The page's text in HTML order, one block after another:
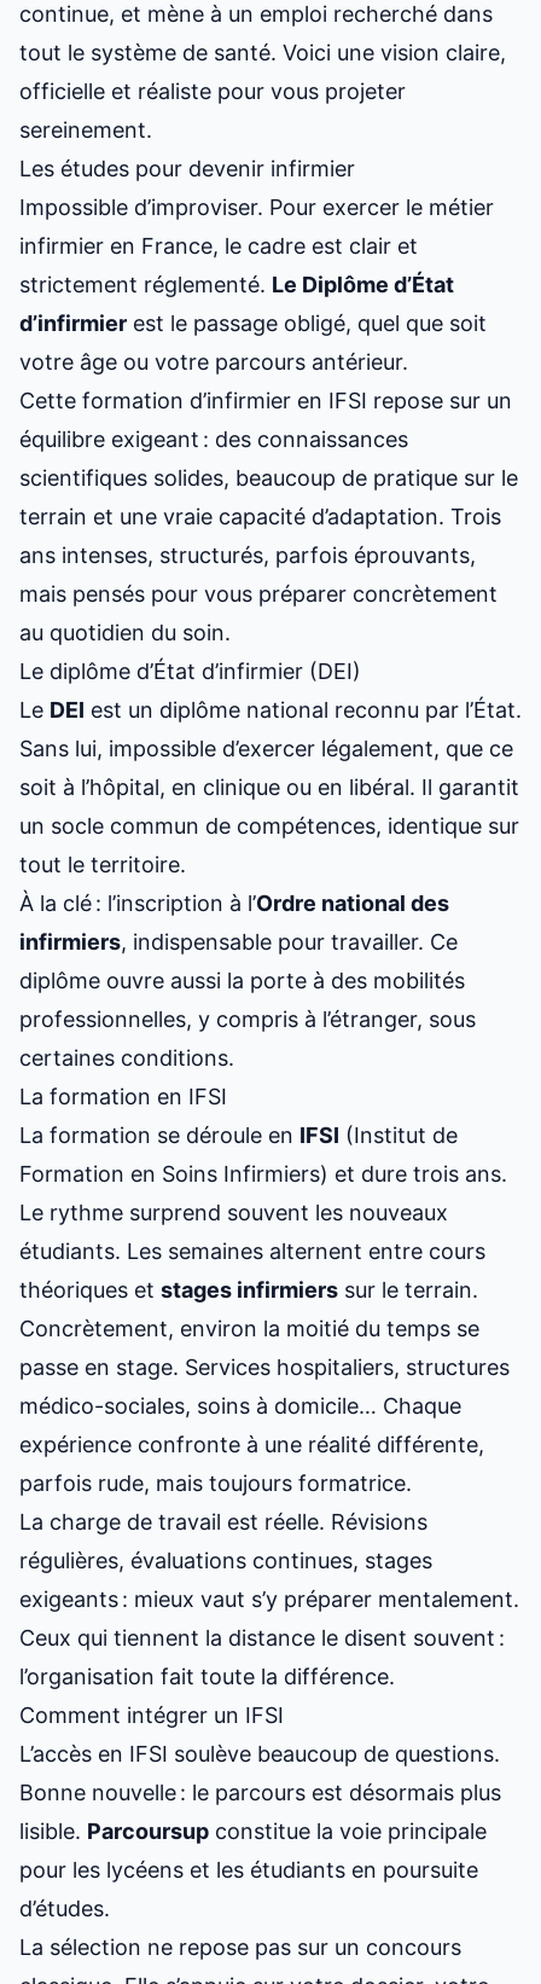
continue, et mène à un emploi recherché dans
tout le système de santé. Voici une vision claire,
officielle et réaliste pour vous projeter
sereinement.
Les études pour devenir infirmier
Impossible d’improviser. Pour exercer le métier
infirmier en France, le cadre est clair et
strictement réglementé. Le Diplôme d’État
d’infirmier est le passage obligé, quel que soit
votre âge ou votre parcours antérieur.
Cette formation d’infirmier en IFSI repose sur un
équilibre exigeant : des connaissances
scientifiques solides, beaucoup de pratique sur le
terrain et une vraie capacité d’adaptation. Trois
ans intenses, structurés, parfois éprouvants,
mais pensés pour vous préparer concrètement
au quotidien du soin.
Le diplôme d’État d’infirmier (DEI)
Le DEI est un diplôme national reconnu par l’État.
Sans lui, impossible d’exercer légalement, que ce
soit à l’hôpital, en clinique ou en libéral. Il garantit
un socle commun de compétences, identique sur
tout le territoire.
À la clé : l’inscription à l’Ordre national des
infirmiers, indispensable pour travailler. Ce
diplôme ouvre aussi la porte à des mobilités
professionnelles, y compris à l’étranger, sous
certaines conditions.
La formation en IFSI
La formation se déroule en IFSI (Institut de
Formation en Soins Infirmiers) et dure trois ans.
Le rythme surprend souvent les nouveaux
étudiants. Les semaines alternent entre cours
théoriques et stages infirmiers sur le terrain.
Concrètement, environ la moitié du temps se
passe en stage. Services hospitaliers, structures
médico-sociales, soins à domicile… Chaque
expérience confronte à une réalité différente,
parfois rude, mais toujours formatrice.
La charge de travail est réelle. Révisions
régulières, évaluations continues, stages
exigeants : mieux vaut s’y préparer mentalement.
Ceux qui tiennent la distance le disent souvent :
l’organisation fait toute la différence.
Comment intégrer un IFSI
L’accès en IFSI soulève beaucoup de questions.
Bonne nouvelle : le parcours est désormais plus
lisible. Parcoursup constitue la voie principale
pour les lycéens et les étudiants en poursuite
d’études.
La sélection ne repose pas sur un concours